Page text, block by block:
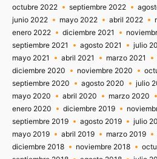
octubre 2022
septiembre 2022
junio 2022
mayo 2022 abril 2022
enero 2022
diciembre 2021
septiembre 2021
agosto 2021 julio
mayo 2021
abril 2021 marzo 2021
diciembre 2020
noviembre 2020
septiembre 2020
agosto 2020 julio
mayo 2020
abril 2020 marzo 2020
enero 2020
diciembre 2019
septiembre 2019
agosto 2019 julio
mayo 2019
abril 2019 marzo 2019
diciembre 2018
noviembre 2018